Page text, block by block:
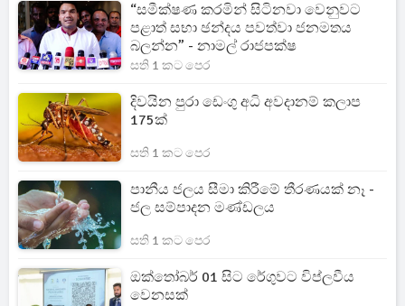
“සමීක්ෂණ කරමින් සිටිනවා වෙනුවට
පළාත් සභා ඡන්දය පවත්වා ජනමතය
බලන්න” - නාමල් රාජපක්ෂ
සති 1 කට පෙර
දිවයින පුරා ඩෙංගු අධි අවදානම් කලාප
175ක්
සති 1 කට පෙර
පානීය ජලය සීමා කිරීමේ තීරණයක් නෑ -
ජල සම්පාදන මණ්ඩලය
සති 1 කට පෙර
ඔක්තෝබර් 01 සිට රේගුවට විප්ලවීය
වෙනසක්